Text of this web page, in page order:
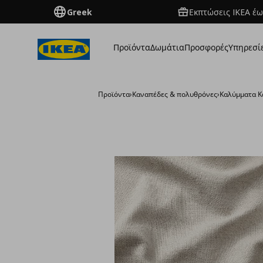
Greek Εκπτώσεις IKEA
ΠροϊόνταΔωμάτιαΠροσφορές
Προϊόντα›Καναπέδες & πολυθρόνες›Καλύμματα